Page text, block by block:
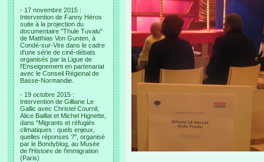
- 17 novembre 2015 :
Intervention de Fanny Héros
suite à la projection du
documentaire "Thule Tuvalu"
de Matthias Von Gunten, à
Condé-sur-Vire dans le cadre
d'une série de ciné-débats
organisés par la Ligue de
l'Enseignement en partenariat
avec le Conseil Régional de
Basse-Normandie.
- 19 octobre 2015 :
Intervention de Gilliane Le
Gallic avec Christel Cournil,
Alice Baillat et Michel Hignette,
dans "Migrants et réfugiés
climatiques : quels enjeux,
quelles réponses ?", organisé
par le Bondyblog, au Musée
de l'Histoire de l'immigration
(Paris)